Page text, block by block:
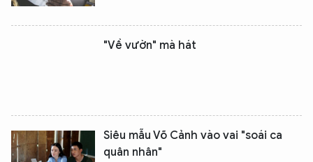
"Về vườn" mà hát
Siêu mẫu Võ Cảnh vào vai "soái ca
quân nhân"